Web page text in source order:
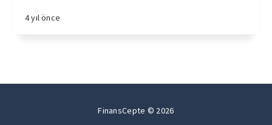
4 yıl önce
FinansCepte © 2026